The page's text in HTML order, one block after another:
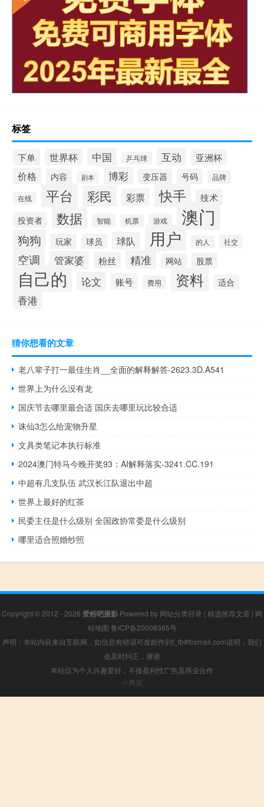
标签
下单 世界杯 中国 乒乓球 互动 亚洲杯
价格 内容 剧本 博彩 变压器 号码 品牌
在线 平台 彩民 彩票 快手 技术
投资者 数据 智能 机票 游戏 澳门
狗狗 玩家 球员 球队 用户 的人 社交
空调 管家婆 粉丝 精准 网站 股票
自己的 论文 账号 费用 资料 适合
香港
猜你想看的文章
老八辈子打一最佳生肖__全面的解释解答-2623.3D.A541
世界上为什么没有龙
国庆节去哪里最合适 国庆去哪里玩比较合适
诛仙3怎么给宠物升星
文具类笔记本执行标准
2024澳门特马今晚开奖93：AI解释落实-3241.CC.191
中超有几支队伍 武汉长江队退出中超
世界上最好的红茶
民委主任是什么级别 全国政协常委是什么级别
哪里适合照婚纱照
Copyright © 2012 - 2026 爱粉吧摄影 Powered by 网站分类目录 | 精选推荐文章 | 网
站地图 鲁ICP备20008365号
声明：本站内容来自互联网，如信息有错误可发邮件到f_fb#foxmail.com说明，我们
会及时纠正，谢谢
本站仅为个人兴趣爱好，不接盈利性广告及商业合作
小男孩